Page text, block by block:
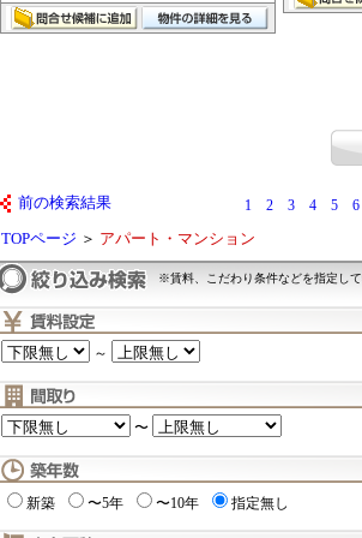
前の検索結果 1 2 3 4 5 6
TOPページ ＞ アパート・マンション
※賃料、こだわり条件などを指定し
～
〜
新築 〜5年 〜10年 指定無し